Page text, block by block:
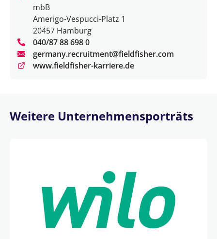
mbB
Amerigo-Vespucci-Platz 1
20457 Hamburg
040/87 88 698 0
germany.recruitment@fieldfisher.com
www.fieldfisher-karriere.de
Weitere Unternehmensporträts